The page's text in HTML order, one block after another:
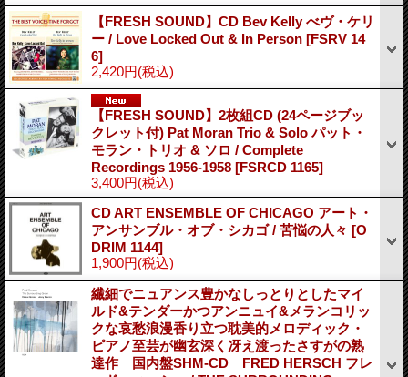
【FRESH SOUND】CD Bev Kelly べヴ・ケリ
ー / Love Locked Out & In Person [FSRV 14
6]
2,420円(税込)
【FRESH SOUND】2枚組CD (24ページブッ
クレット付) Pat Moran Trio & Solo パット・
モラン・トリオ & ソロ / Complete
Recordings 1956-1958 [FSRCD 1165]
3,400円(税込)
CD ART ENSEMBLE OF CHICAGO アート・
アンサンブル・オブ・シカゴ / 苦悩の人々 [O
DRIM 1144]
1,900円(税込)
繊細でニュアンス豊かなしっとりとしたマイ
ルド&テンダーかつアンニュイ&メランコリッ
クな哀愁浪漫香り立つ耽美的メロディック・
ピアノ至芸が幽玄深く冴え渡ったさすがの熟
達作 国内盤SHM-CD FRED HERSCH フレ